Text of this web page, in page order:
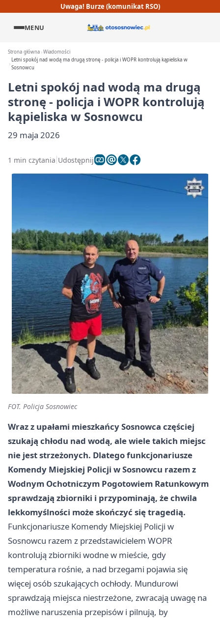
Uwaga! Burze (komunikat RSO)
MENU
Strona główna Wiadomości
Letni spokój nad wodą ma drugą stronę - policja i WOPR kontrolują kąpieliska w
Sosnowcu
Letni spokój nad wodą ma drugą
stronę - policja i WOPR kontrolują
kąpieliska w Sosnowcu
29 maja 2026
1 min czytania Udostępnij
FOT. Policja Sosnowiec
Wraz z upałami mieszkańcy Sosnowca częściej
szukają chłodu nad wodą, ale wiele takich miejsc
nie jest strzeżonych. Dlatego funkcjonariusze
Komendy Miejskiej Policji w Sosnowcu razem z
Wodnym Ochotniczym Pogotowiem Ratunkowym
sprawdzają zbiorniki i przypominają, że chwila
lekkomyślności może skończyć się tragedią.
Funkcjonariusze Komendy Miejskiej Policji w
Sosnowcu razem z przedstawicielem WOPR
kontrolują zbiorniki wodne w mieście, gdy
temperatura rośnie, a nad brzegami pojawia się
więcej osób szukających ochłody. Mundurowi
sprawdzają miejsca niestrzeżone, zwracają uwagę na
możliwe naruszenia przepisów i pilnują, by